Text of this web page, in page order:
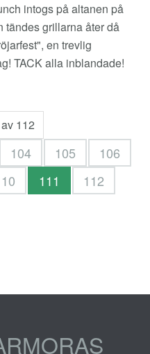
intogs på altanen på
tändes grillarna åter då
en trevlig
TACK alla inblandade!
112
104 105
106
111
112